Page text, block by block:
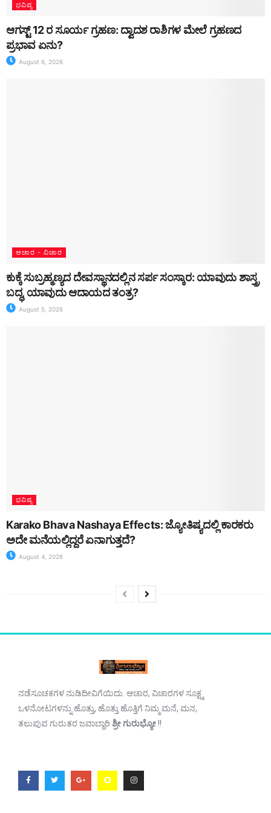
ಭವಿಷ್ಯ
ಆಗಸ್ಟ್ 12 ರ ಸೂರ್ಯ ಗ್ರಹಣ: ದ್ವಾದಶ ರಾಶಿಗಳ ಮೇಲೆ ಗ್ರಹಣದ
ಪ್ರಭಾವ ಏನು?
August 6, 2026
ಆಚಾರ - ವಿಚಾರ
ಕುಕ್ಕೆ ಸುಬ್ರಹ್ಮಣ್ಯದ ದೇವಸ್ಥಾನದಲ್ಲಿನ ಸರ್ಪ ಸಂಸ್ಕಾರ: ಯಾವುದು ಶಾಸ್ತ್ರ
ಬದ್ಧ, ಯಾವುದು ಆದಾಯದ ತಂತ್ರ?
August 5, 2026
ಭವಿಷ್ಯ
Karako Bhava Nashaya Effects: ಜ್ಯೋತಿಷ್ಯದಲ್ಲಿ ಕಾರಕರು
ಅದೇ ಮನೆಯಲ್ಲಿದ್ದರೆ ಏನಾಗುತ್ತದೆ?
August 4, 2026
ನಡೆಸೂಚಕಗಳ ನುಡಿದೀವಿಗೆಯಿದು. ಆಚಾರ, ವಿಚಾರಗಳ ಸೂಕ್ಷ್ಮ
ಒಳನೋಟಗಳನ್ನು ಹೊತ್ತು, ಹೊತ್ತು ಹೊತ್ತಿಗೆ ನಿಮ್ಮ ಮನೆ, ಮನ,
ತಲುಪುವ ಗುರುತರ ಜವಾಬ್ದಾರಿ ಶ್ರೀ ಗುರುಭ್ಯೋ!!